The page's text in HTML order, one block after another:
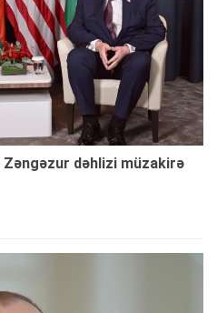
Zəngəzur dəhlizi müzakirə